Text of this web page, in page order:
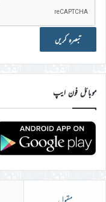
موبائل فون ایپ